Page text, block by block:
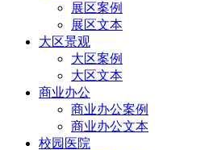
展区案例
展区文本
大区景观
大区案例
大区文本
商业办公
商业办公案例
商业办公文本
校园医院